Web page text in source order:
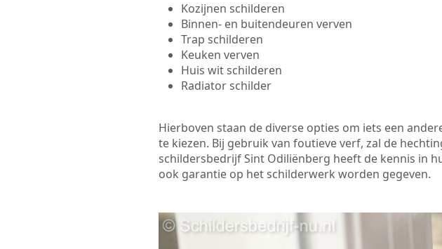
Kozijnen schilderen
Binnen- en buitendeuren verven
Trap schilderen
Keuken verven
Huis wit schilderen
Radiator schilder
Hierboven staan de diverse opties om iets een
te kiezen. Bij gebruik van foutieve verf, zal de
schildersbedrijf Sint Odiliënberg heeft de kennis in
ook garantie op het schilderwerk worden gegeven.